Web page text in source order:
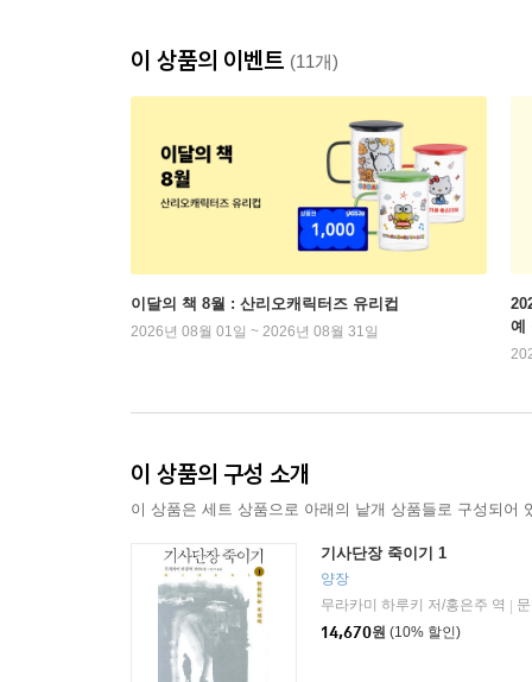
이 상품의 이벤트 (11개)
이달의 책 8월 : 산리오캐릭터즈 유리컵
2026년 08월 01일 ~ 2026년 08월 31일
예
이 상품의 구성 소개
이 상품은 세트 상품으로 아래의 낱개 상품들로 구성되어
기사단장 죽이기 1
양장
무라카미 하루키 저/홍은주 역
14,670원 (10% 할인)